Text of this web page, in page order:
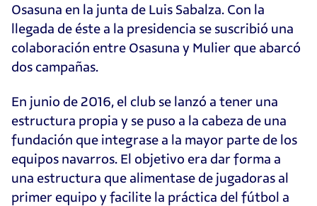
Osasuna en la junta de Luis Sabalza. Con la
llegada de éste a la presidencia se suscribió una
colaboración entre Osasuna y Mulier que abarcó
dos campañas.
En junio de 2016, el club se lanzó a tener una
estructura propia y se puso a la cabeza de una
fundación que integrase a la mayor parte de los
equipos navarros. El objetivo era dar forma a
una estructura que alimentase de jugadoras al
primer equipo y facilite la práctica del fútbol a